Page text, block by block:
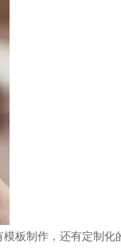
板制作，还有定制化